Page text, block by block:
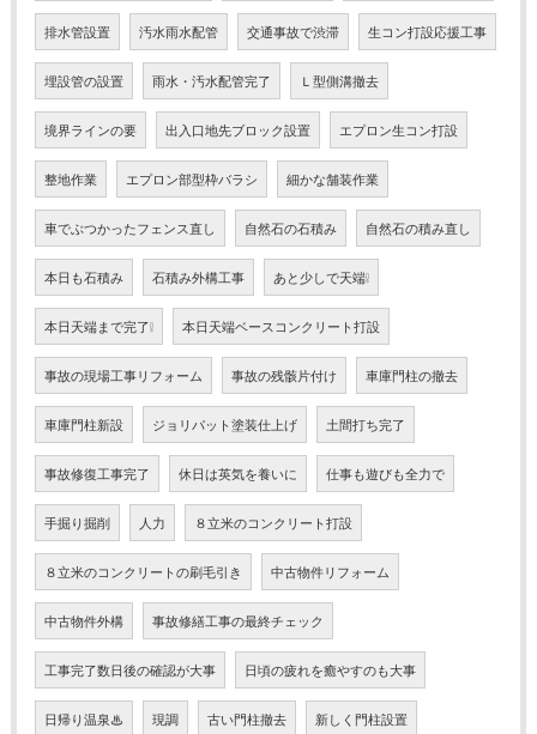
排水管設置 汚水雨水配管 交通事故で渋滞 生コン打設応援工事
埋設管の設置 雨水・汚水配管完了 Ｌ型側溝撤去
境界ラインの要 出入口地先ブロック設置 エプロン生コン打設
整地作業 エプロン部型枠バラシ 細かな舗装作業
車でぶつかったフェンス直し 自然石の石積み 自然石の積み直し
本日も石積み 石積み外構工事 あと少しで天端❕
本日天端まで完了❕ 本日天端ベースコンクリート打設
事故の現場工事リフォーム 事故の残骸片付け 車庫門柱の撤去
車庫門柱新設 ジョリパット塗装仕上げ 土間打ち完了
事故修復工事完了 休日は英気を養いに 仕事も遊びも全力で
手掘り掘削 人力 ８立米のコンクリート打設
８立米のコンクリートの刷毛引き 中古物件リフォーム
中古物件外構 事故修繕工事の最終チェック
工事完了数日後の確認が大事 日頃の疲れを癒やすのも大事
日帰り温泉♨ 現調 古い門柱撤去 新しく門柱設置